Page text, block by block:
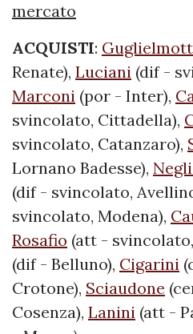
mercato
ACQUISTI:
Renate), Luciani (dif -
Marconi (por - Inter),
svincolato, Cittadella),
svincolato, Catanzaro),
Lornano Badesse),
(dif - svincolato,
svincolato, Modena),
Rosafio (att -
(dif - Belluno), Cigarini
Crotone), Sciaudone
Cosenza), Lanini (att -